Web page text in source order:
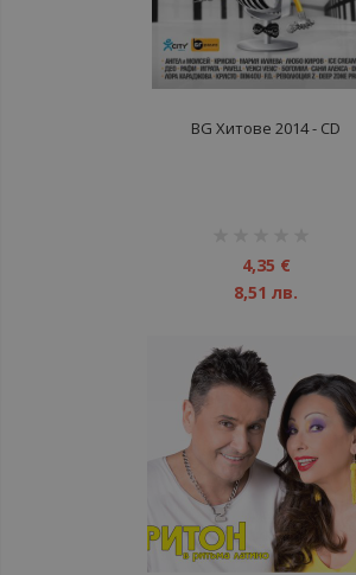
BG Хитове 2014 - CD
4,35 €
8,51 лв.